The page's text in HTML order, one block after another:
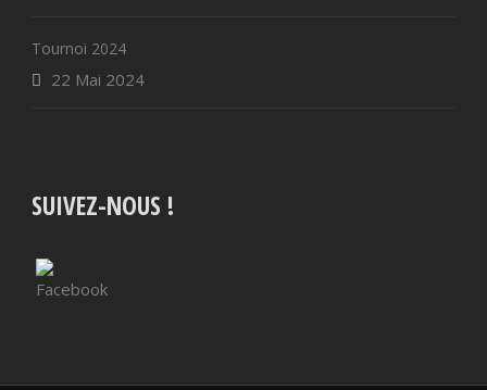
Tournoi 2024
22 Mai 2024
SUIVEZ-NOUS !